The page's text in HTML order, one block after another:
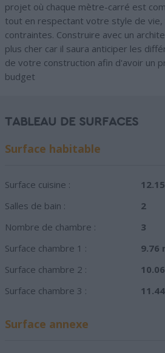
projet où chaque mètre-carré est
tout en respectant votre style de
contraintes. Construire avec un
plus cher car il saura anticiper les
de votre construction afin d'avoir un
budget
TABLEAU DE SURFACES
Surface habitable
Surface cuisine :
Salles de bain :
2
Nombre de chambre :
3
Surface chambre 1 :
9.76
Surface chambre 2 :
Surface chambre 3 :
Surface annexe